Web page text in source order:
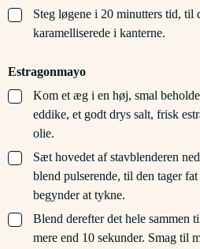
▢
Steg løgene i 20 minutters tid, til
karamelliserede i kanterne.
Estragonmayo
▢
Kom et æg i en høj, smal
eddike, et godt drys salt, frisk
olie.
▢
Sæt hovedet af stavblenderen
blend pulserende, til den tager
begynder at tykne.
▢
Blend derefter det hele sammen
mere end 10 sekunder. Smag til